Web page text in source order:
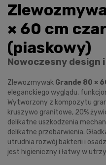
× 60 cm
(piaskowy)
Nowoczesny design
Zlewozmywak Grande 80 ×
eleganckiego wyglądu,
Wytworzony z kompozytu
kruszywo granitowe, 20%
delikatne uszkodzenia
delikatne przebarwienia.
utrudnia rozwój bakterii i
jest higieniczny i łatwy w